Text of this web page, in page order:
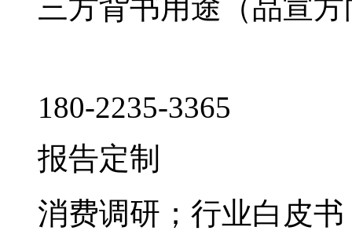
三方背书用途（品宣
180-2235-3365
报告定制
消费调研；行业白皮